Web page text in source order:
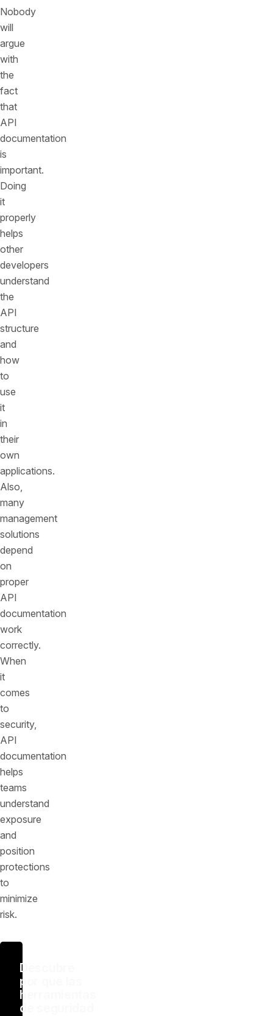
Nobody
will
argue
with
the
fact
that
API
documentation
is
important.
Doing
it
properly
helps
other
developers
understand
the
API
structure
and
how
to
use
it
in
their
own
applications.
Also,
many
management
solutions
depend
on
proper
API
documentation
work
correctly.
When
it
comes
to
security,
API
documentation
helps
teams
understand
exposure
and
position
protections
to
minimize
risk.
Descubre
por qué las
herramientas
de seguridad